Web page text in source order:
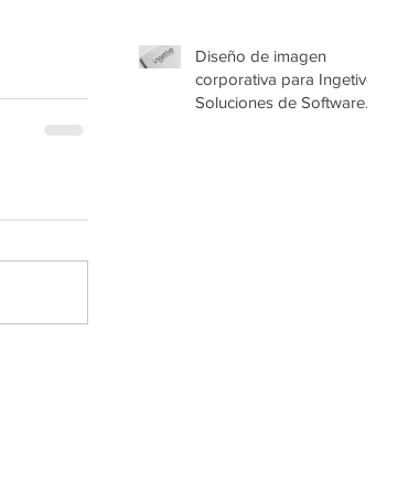
Diseño de imagen
corporativa para Ingetive,
Soluciones de Software